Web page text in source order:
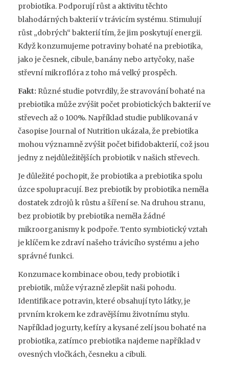
probiotika. Podporují růst a aktivitu těchto
blahodárných bakterií v trávicím systému. Stimulují
růst „dobrých“ bakterií tím, že jim poskytují energii.
Když konzumujeme potraviny bohaté na prebiotika,
jako je česnek, cibule, banány nebo artyčoky, naše
střevní mikroflóra z toho má velký prospěch.
Fakt: Různé studie potvrdily, že stravování bohaté na
prebiotika může zvýšit počet probiotických bakterií ve
střevech až o 100%. Například studie publikovaná v
časopise Journal of Nutrition ukázala, že prebiotika
mohou významně zvýšit počet bifidobakterií, což jsou
jedny z nejdůležitějších probiotik v našich střevech.
Je důležité pochopit, že probiotika a prebiotika spolu
úzce spolupracují. Bez prebiotik by probiotika neměla
dostatek zdrojů k růstu a šíření se. Na druhou stranu,
bez probiotik by prebiotika neměla žádné
mikroorganismy k podpoře. Tento symbiotický vztah
je klíčem ke zdraví našeho trávicího systému a jeho
správné funkci.
Konzumace kombinace obou, tedy probiotik i
prebiotik, může výrazně zlepšit naši pohodu.
Identifikace potravin, které obsahují tyto látky, je
prvním krokem ke zdravějšímu životnímu stylu.
Například jogurty, kefíry a kysané zelí jsou bohaté na
probiotika, zatímco prebiotika najdeme například v
ovesných vločkách, česneku a cibuli.